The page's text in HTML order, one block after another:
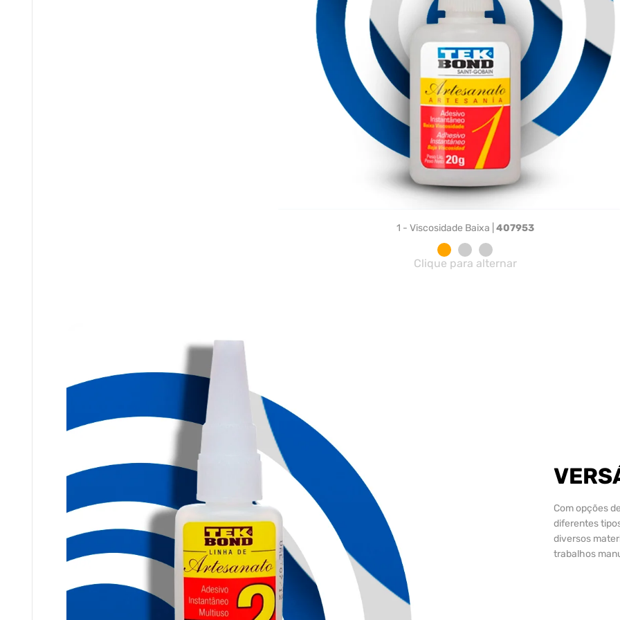
1 - Viscosidade Baixa | 407953
Clique para alternar
Com opções
diferentes
diversos
trabalhos